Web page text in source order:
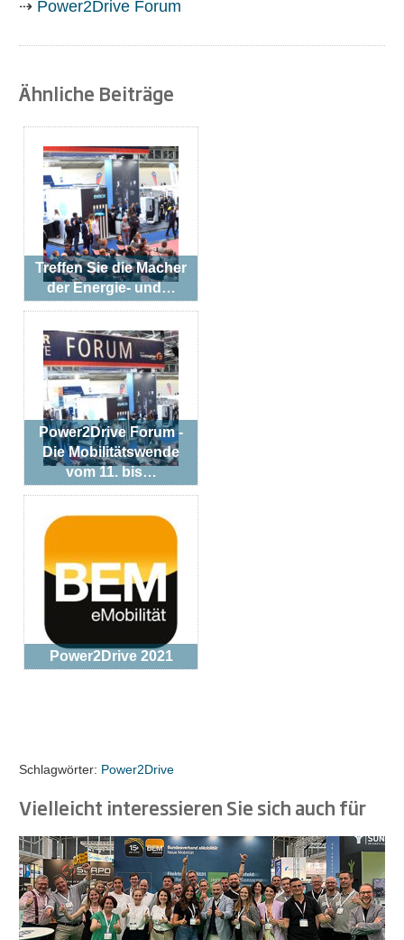
⇢ Power2Drive Forum
Ähnliche Beiträge
Treffen Sie die Macher
der Energie- und…
Power2Drive Forum -
Die Mobilitätswende
vom 11. bis…
Power2Drive 2021
Schlagwörter: Power2Drive
Vielleicht interessieren Sie sich auch für